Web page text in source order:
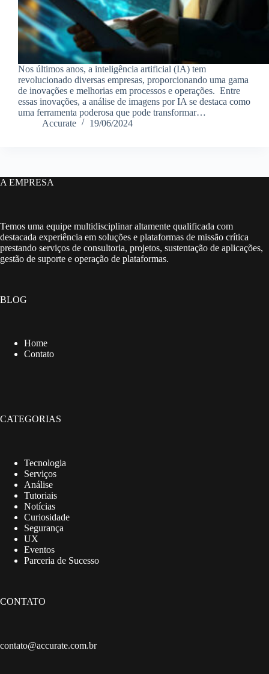
Nos últimos anos, a inteligência artificial (IA) tem
revolucionado diversas empresas, proporcionando uma gama
de inovações e melhorias em processos e operações. Entre
essas inovações, a análise de imagens por IA se destaca como
uma ferramenta poderosa que pode transformar…
Accurate
19/06/2024
A EMPRESA
Temos uma equipe multidisciplinar altamente qualificada com
destacada experiência em soluções e plataformas de missão crítica
prestando serviços de consultoria, projetos, sustentação de aplicações,
gestão de suporte e operação de plataformas.
BLOG
Home
Contato
CATEGORIAS
Tecnologia
Serviços
Análise
Tutoriais
Notícias
Curiosidade
Segurança
UX
Eventos
Parceria de Sucesso
CONTATO
contato@accurate.com.br